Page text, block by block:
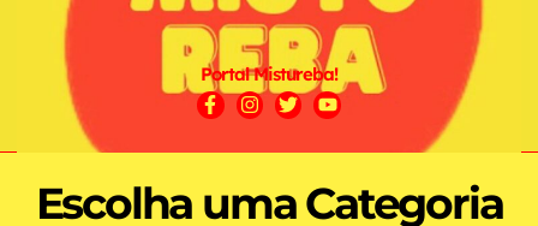
Portal Mistureba!
Escolha uma Categoria